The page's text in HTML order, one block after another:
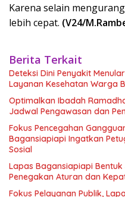
Karena selain
lebih cepat. (V24/
Berita Terkait
Deteksi Dini Penyakit
Layanan Kesehatan Warga
Optimalkan Ibadah
Jadwal Pengawasan dan
Fokus Pencegahan
Bagansiapiapi Ingatkan
Sosial
Lapas Bagansiapiapi Bentuk
Penegakan Aturan dan
Fokus Pelayanan Publik,